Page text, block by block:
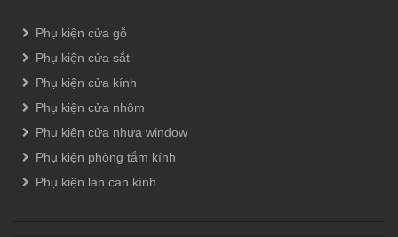
Phụ kiện cửa gỗ
Phụ kiện cửa sắt
Phụ kiện cửa kính
Phụ kiện cửa nhôm
Phụ kiện cửa nhựa window
Phụ kiện phòng tắm kính
Phụ kiện lan can kính